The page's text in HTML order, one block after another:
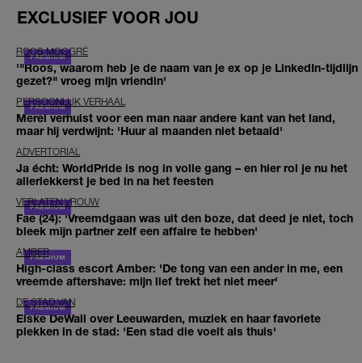
EXCLUSIEF VOOR JOU
ROOS MOGGRÉ
'"Roos, waarom heb je de naam van je ex op je LinkedIn-tijdlijn
gezet?" vroeg mijn vriendin'
PERSOONLIJK VERHAAL
Merel verhuist voor een man naar andere kant van het land,
maar hij verdwijnt: 'Huur al maanden niet betaald'
ADVERTORIAL
Ja écht: WorldPride is nog in volle gang – en hier rol je nu het
allerlekkerst je bed in na het feesten
VERLATEN VROUW
Fae (24): 'Vreemdgaan was uit den boze, dat deed je niet, toch
bleek mijn partner zelf een affaire te hebben'
AMBER
High-class escort Amber: 'De tong van een ander in me, een
vreemde aftershave: mijn lief trekt het niet meer'
DE STAD VAN
Elske DeWall over Leeuwarden, muziek en haar favoriete
plekken in de stad: 'Een stad die voelt als thuis'